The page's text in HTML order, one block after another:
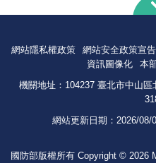
網站隱私權政策 網站安全政策宣告
資訊圖像化
本
機關地址：104237 臺北市中山區
網站更新日期： 2026/08/
國防部版權所有 Copyright © 2026